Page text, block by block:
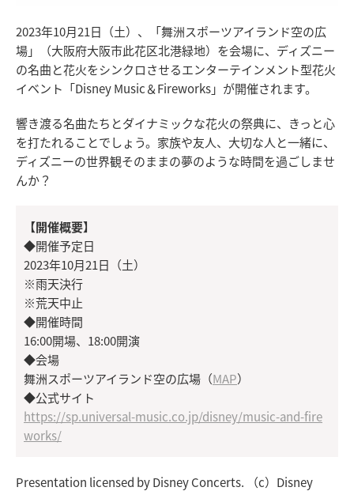
2023年10月21日（土）、「舞洲スポーツアイランド空の広
場」（大阪府大阪市此花区北港緑地）を会場に、ディズニー
の名曲と花火をシンクロさせるエンターテインメント型花火
イベント「Disney Music＆Fireworks」が開催されます。
響き渡る名曲たちとダイナミックな花火の祭典に、きっと心
を打たれることでしょう。家族や友人、大切な人と一緒に、
ディズニーの世界観そのままの夢のような時間を過ごしませ
んか？
【開催概要】
◆開催予定日
2023年10月21日（土）
※雨天決行
※荒天中止
◆開催時間
16:00開場、18:00開演
◆会場
舞洲スポーツアイランド空の広場（MAP）
◆公式サイト
https://sp.universal-music.co.jp/disney/music-and-fire
works/
Presentation licensed by Disney Concerts. （c）Disney